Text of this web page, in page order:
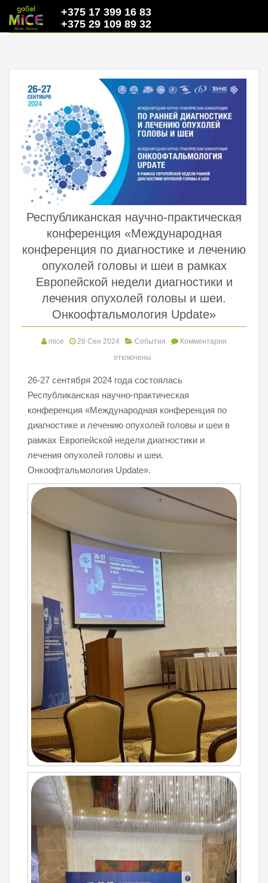
+375 17 399 16 83
+375 29 109 89 32
Республиканская научно-практическая
конференция «Международная
конференция по диагностике и лечению
опухолей головы и шеи в рамках
Европейской недели диагностики и
лечения опухолей головы и шеи.
Онкоофтальмология Update»
mice 28 Сен 2024 События
Комментарии
отключены
26-27 сентября 2024 года состоялась
Республиканская научно-практическая
конференция «Международная конференция по
диагностике и лечению опухолей головы и шеи в
рамках Европейской недели диагностики и
лечения опухолей головы и шеи.
Онкоофтальмология Update».